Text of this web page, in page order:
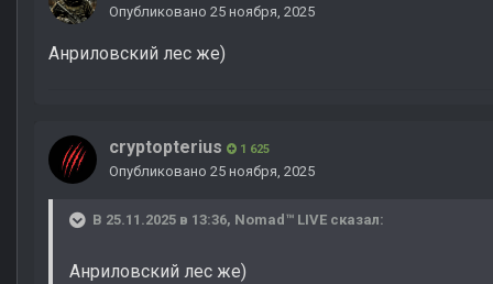
Опубликовано 25 ноября, 2025
Анриловский лес же)
cryptopterius 1 625
Опубликовано 25 ноября, 2025
В 25.11.2025 в 13:36, Nomad™ LIVE сказал:
Анриловский лес же)